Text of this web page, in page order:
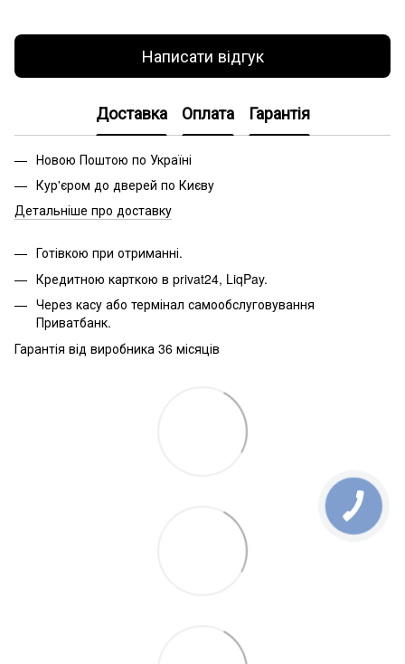
Написати відгук
Доставка Оплата Гарантія
Новою Поштою по Україні
Кур'єром до дверей по Києву
Детальніше про доставку
Готівкою при отриманні.
Кредитною карткою в privat24, LiqPay.
Через касу або термінал самообслуговування
Приватбанк.
Гарантія від виробника 36 місяців